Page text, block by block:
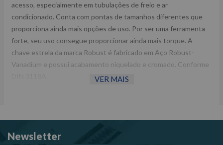
acesso, especialmente em tubulações de freio e ar
condicionado. Conta com pontas de tamanhos diferentes que
proporciona ainda mais opções de uso. Por ser uma ferramenta
forte, seu uso consegue proporcionar ainda mais torque. A
chave estrela da marca Robust é fabricado em Aço Robust-
Vanadium e possui acabamento niquelado e cromado. Conforme
Referência: 13BA-22X24
VER MAIS
Newsletter